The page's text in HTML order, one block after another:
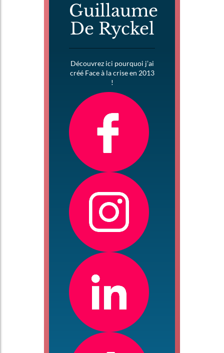
Guillaume
De Ryckel
Découvrez ici pourquoi j’ai
créé Face à la crise en 2013
!